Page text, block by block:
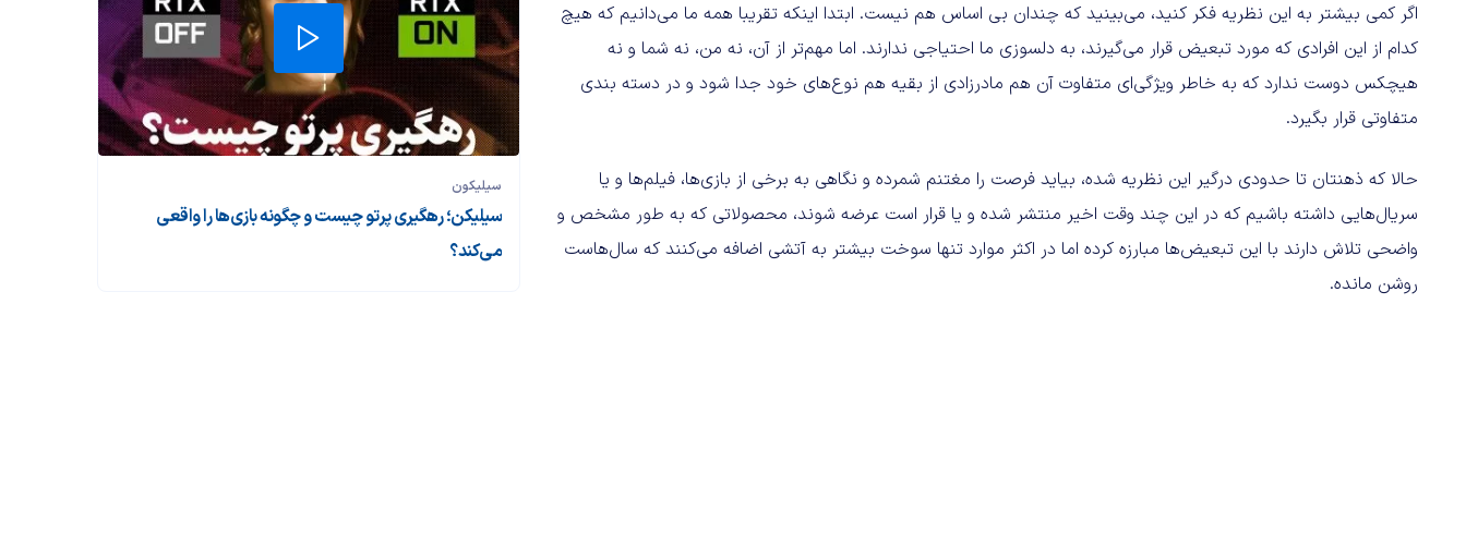
سیلیکون
سیلیکن؛ رهگیری پرتو چیست و چگونه بازی‌ها را واقعی
می‌کند؟
اگر کمی بیشتر به این نظریه فکر کنید، می‌بینید که چندان بی اساس هم نیست. ابتدا اینکه تقریبا همه ما می‌دانیم که هیچ
کدام از این افرادی که مورد تبعیض قرار می‌گیرند، به دلسوزی ما احتیاجی ندارند. اما مهم‌تر از آن، نه من، نه شما و نه
هیچکس دوست ندارد که به خاطر ویژگی‌ای متفاوت آن هم مادرزادی از بقیه هم نوع‌های خود جدا شود و در دسته بندی
متفاوتی قرار بگیرد.
حالا که ذهنتان تا حدودی درگیر این نظریه شده، بیاید فرصت را مغتنم شمرده و نگاهی به برخی از بازی‌ها، فیلم‌ها و یا
سریال‌هایی داشته باشیم که در این چند وقت اخیر منتشر شده و یا قرار است عرضه شوند، محصولاتی که به طور مشخص و
واضحی تلاش دارند با این تبعیض‌ها مبارزه کرده اما در اکثر موارد تنها سوخت بیشتر به آتشی اضافه می‌کنند که سال‌هاست
روشن مانده.